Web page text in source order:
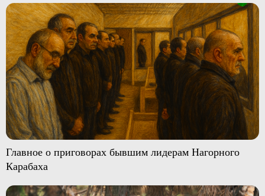
Главное о приговорах бывшим лидерам Нагорного
Карабаха